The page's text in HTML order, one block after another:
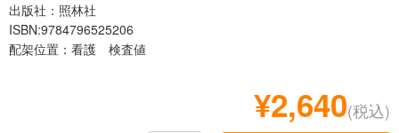
出版社：照林社
ISBN:9784796525206
配架位置：看護 検査値
¥2,640(税込)